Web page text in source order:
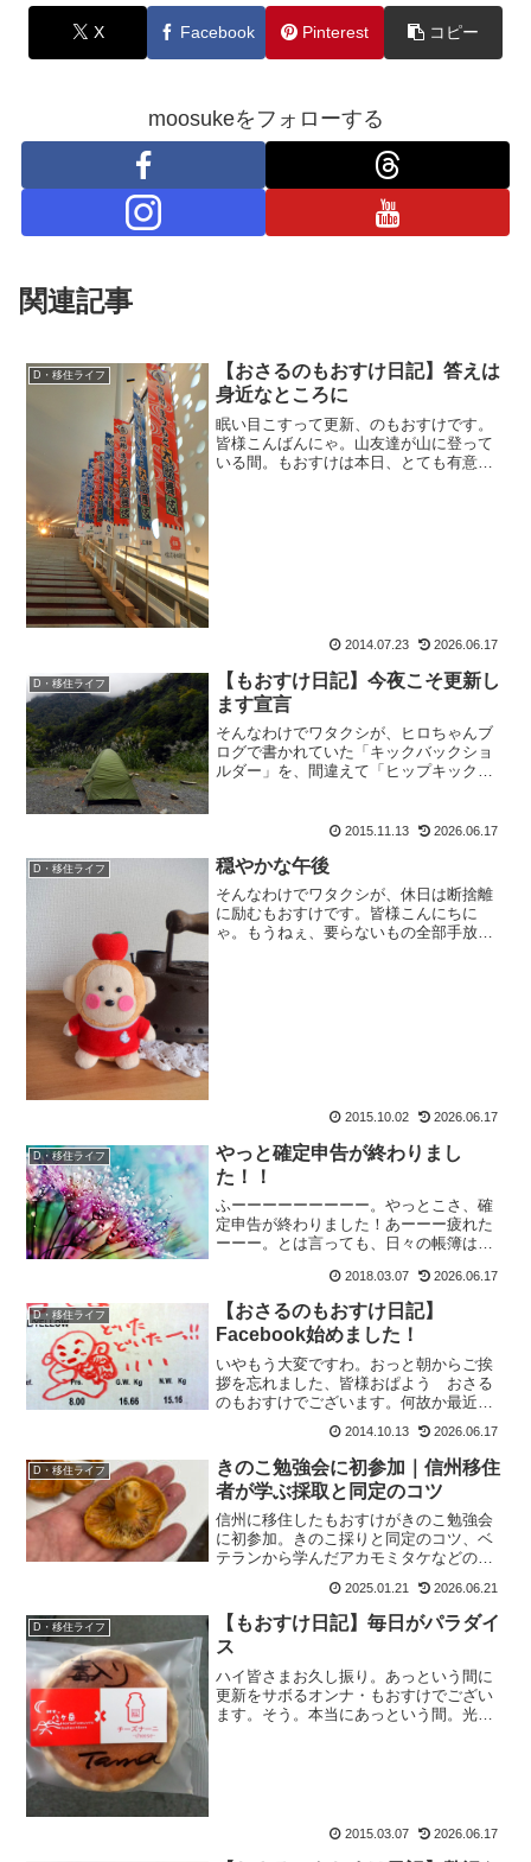
X Facebook Pinterest コピー
moosukeをフォローする
関連記事
D・移住ライフ
【おさるのもおすけ日記】答えは
身近なところに
眠い目こすって更新、のもおすけです。
皆様こんばんにゃ。山友達が山に登って
いる間。もおすけは本日、とても有意義
2014.07.23 2026.06.17
D・移住ライフ
【もおすけ日記】今夜こそ更新し
ます宣言
そんなわけでワタクシが、ヒロちゃんブ
ログで書かれていた「キックバックショ
ルダー」を、間違えて「ヒップキックシ
サーリンクイエね。うちのお店には、登
2015.11.13 2026.06.17
D・移住ライフ 穏やかな午後
そんなわけでワタクシが、休日は断捨離
に励むもおすけです。皆様こんにちに
ゃ。もうねぇ、要らないもの全部手放し
2015.10.02 2026.06.17
D・移住ライフ
やっと確定申告が終わりまし
た！！
ふーーーーーーーーー。やっとこさ、確
定申告が終わりました！あーーー疲れた
ーーー。とは言っても、日々の帳簿はき
の何に該当するの？などなど、ネットで
調べたりしてでもって今回は源泉徴収も
あったから、税務署で聞き...
2018.03.07 2026.06.17
D・移住ライフ
【おさるのもおすけ日記】
Facebook始めました！
いやもう大変ですわ。おっと朝からご挨
拶を忘れました、皆様おぱよう おさる
のもおすけでございます。何故か最近、
ょーメールが届くので、そんなに皆やっ
ているなら、と登録してみました。そし
たら、さんぱっち...
2014.10.13 2026.06.17
D・移住ライフ
きのこ勉強会に初参加｜信州移住
者が学ぶ採取と同定のコツ
信州に移住したもおすけがきのこ勉強会
に初参加。きのこ採りと同定のコツ、ベ
テランから学んだアカモミタケなどの見
者目線でレポートします。
2025.01.21 2026.06.21
D・移住ライフ
【もおすけ日記】毎日がパラダイ
ス
ハイ皆さまお久し振り。あっという間に
更新をサボるオンナ・もおすけでござい
ます。そう。本当にあっという間。光陰
2015.03.07 2026.06.17